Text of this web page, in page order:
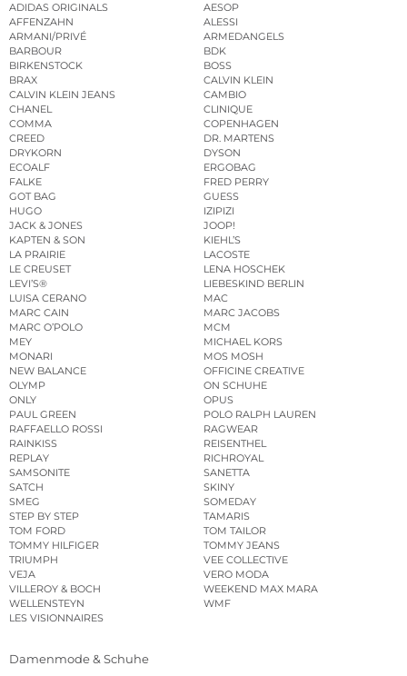
ADIDAS ORIGINALS
AESOP
AFFENZAHN
ALESSI
ARMANI/PRIVÉ
ARMEDANGELS
BARBOUR
BDK
BIRKENSTOCK
BOSS
BRAX
CALVIN KLEIN
CALVIN KLEIN JEANS
CAMBIO
CHANEL
CLINIQUE
COMMA
COPENHAGEN
CREED
DR. MARTENS
DRYKORN
DYSON
ECOALF
ERGOBAG
FALKE
FRED PERRY
GOT BAG
GUESS
HUGO
IZIPIZI
JACK & JONES
JOOP!
KAPTEN & SON
KIEHL’S
LA PRAIRIE
LACOSTE
LE CREUSET
LENA HOSCHEK
LEVI’S®
LIEBESKIND BERLIN
LUISA CERANO
MAC
MARC CAIN
MARC JACOBS
MARC O’POLO
MCM
MEY
MICHAEL KORS
MONARI
MOS MOSH
NEW BALANCE
OFFICINE CREATIVE
OLYMP
ON SCHUHE
ONLY
OPUS
PAUL GREEN
POLO RALPH LAUREN
RAFFAELLO ROSSI
RAGWEAR
RAINKISS
REISENTHEL
REPLAY
RICHROYAL
SAMSONITE
SANETTA
SATCH
SKINY
SMEG
SOMEDAY
STEP BY STEP
TAMARIS
TOM FORD
TOM TAILOR
TOMMY HILFIGER
TOMMY JEANS
TRIUMPH
VEE COLLECTIVE
VEJA
VERO MODA
VILLEROY & BOCH
WEEKEND MAX MARA
WELLENSTEYN
WMF
LES VISIONNAIRES
Damenmode & Schuhe